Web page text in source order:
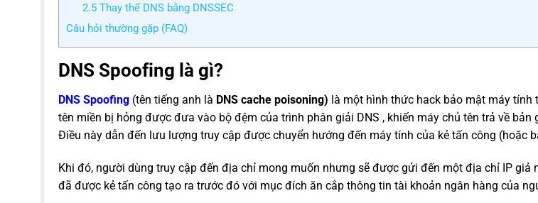
2.5 Thay thế DNS bằng DNSSEC
Câu hỏi thường gặp (FAQ)
DNS Spoofing là gì?
DNS Spoofing (tên tiếng anh là DNS cache poisoning) là một hình thức hack bảo mật máy tính
tên miền bị hỏng được đưa vào bộ đệm của trình phân giải DNS , khiến máy chủ tên trả về bản
Điều này dẫn đến lưu lượng truy cập được chuyển hướng đến máy tính của kẻ tấn công (hoặc
Khi đó, người dùng truy cập đến địa chỉ mong muốn nhưng sẽ được gửi đến một địa chỉ IP giả
đã được kẻ tấn công tạo ra trước đó với mục đích ăn cắp thông tin tài khoản ngân hàng của